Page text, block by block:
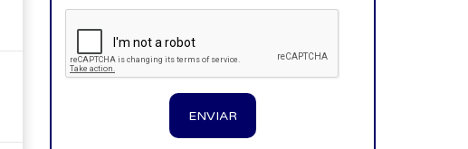
ENVIAR